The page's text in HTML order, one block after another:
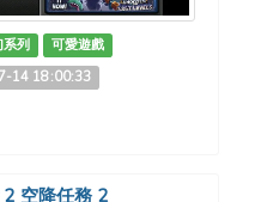
系列
可愛遊戲
14 18:00:33
空降任務 2